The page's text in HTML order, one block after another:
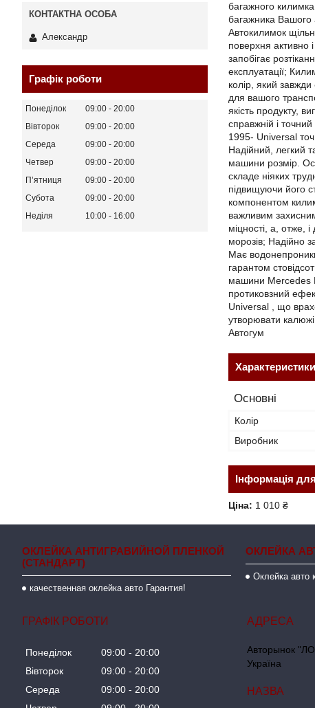
багажного
багажника Вашого
Автокилимок
поверхня активно
запобігає
експлуатації;
колір, який
для вашого
якість продукту,
справжній і
1995- Universal
Надійний, легкий
машини розмір.
складе ніяких
підвищуючи його
компонентом
важливим
міцності, а, отже,
морозів; Надійно
Має
гарантом
машини Mercedes
протиковзний
Universal , що
утворювати
Автогум
Характеристики
Основні
Колір
Виробник
Інформація
Ціна: 1 010 ₴
Александр
Графік роботи
Понеділок 09:00
20:00
Вівторок
09:00
20:00
Середа
09:00
20:00
Четвер
09:00
20:00
Пʼятниця
09:00
20:00
Субота
09:00
20:00
Неділя
10:00 16:00
ОКЛЕЙКА АНТИГРАВИЙНОЙ ПЛЕНКОЙ
(СТАНДАРТ)
качественная оклейка авто Гарантия!
ОКЛЕЙКА
Оклейка авто
ГРАФІК РОБОТИ
Понеділок 09:00
20:00
Вівторок
09:00
20:00
Середа
09:00
20:00
Авторынок
Україна